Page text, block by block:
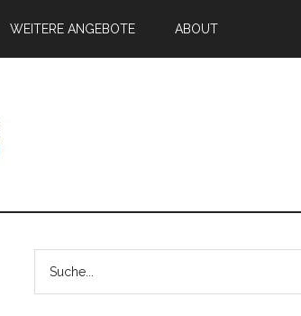
WEITERE ANGEBOTE ABOUT